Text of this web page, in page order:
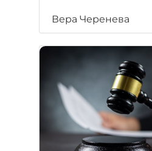
Вера Черенева